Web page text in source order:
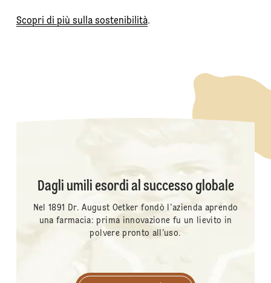
Scopri di più sulla sostenibilità.
Dagli umili esordi al successo globale
Nel 1891 Dr. August Oetker fondò l'azienda aprendo
una farmacia: prima innovazione fu un lievito in
polvere pronto all’uso.